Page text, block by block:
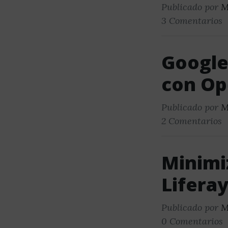
Publicado por
3 Comentarios
con
Publicado por
2 Comentarios
Publicado por
0 Comentarios